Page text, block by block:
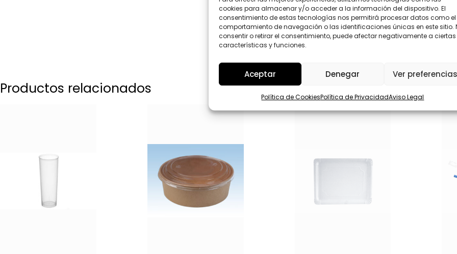
cookies para almacenar y/o acceder a la información del dispositivo. El
consentimiento de estas tecnologías nos permitirá procesar datos como el
comportamiento de navegación o las identificaciones únicas en este sitio.
consentir o retirar el consentimiento, puede afectar negativamente a ciertas
características y funciones.
Aceptar Denegar Ver
Política de CookiesPolítica de PrivacidadAviso Legal
(
o
p
c
i
o
a
o
p
c
P
D
*
Enviar
Productos relacionados